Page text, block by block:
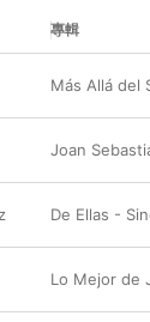
專輯
Más Allá del
Joan
De Ellas -
Lo Mejor de